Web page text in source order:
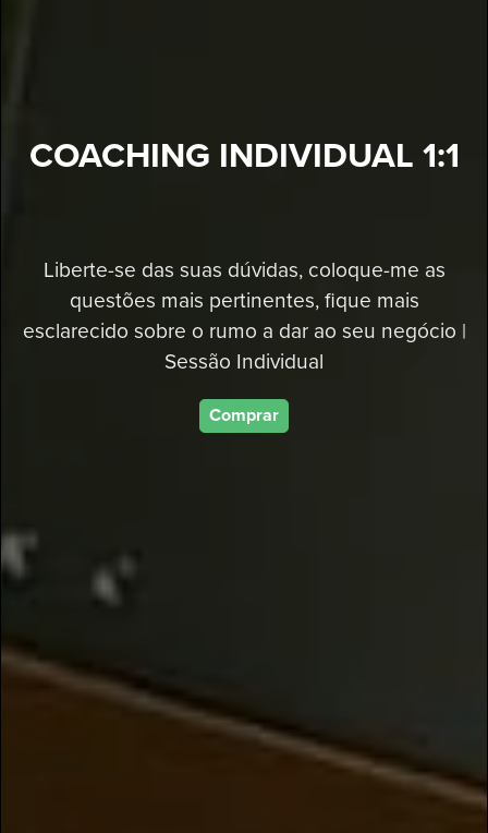
COACHING INDIVIDUAL 1:1
Liberte-se das suas dúvidas, coloque-me as
questões mais pertinentes, fique mais
esclarecido sobre o rumo a dar ao seu negócio |
Sessão Individual
Comprar